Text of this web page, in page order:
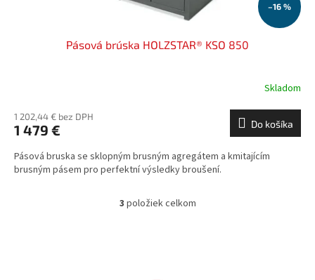
–16 %
Pásová brúska HOLZSTAR® KSO 850
Skladom
1 202,44 € bez DPH
1 479 € Do košíka
Pásová bruska se sklopným brusným agregátem a kmitajícím
brusným pásem pro perfektní výsledky broušení.
O
3 položiek celkom